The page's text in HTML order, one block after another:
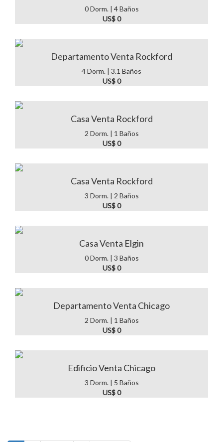
0 Dorm. | 4 Baños
US$ 0
Departamento Venta Rockford
4 Dorm. | 3.1 Baños
US$ 0
Casa Venta Rockford
2 Dorm. | 1 Baños
US$ 0
Casa Venta Rockford
3 Dorm. | 2 Baños
US$ 0
Casa Venta Elgin
0 Dorm. | 3 Baños
US$ 0
Departamento Venta Chicago
2 Dorm. | 1 Baños
US$ 0
Edificio Venta Chicago
3 Dorm. | 5 Baños
US$ 0